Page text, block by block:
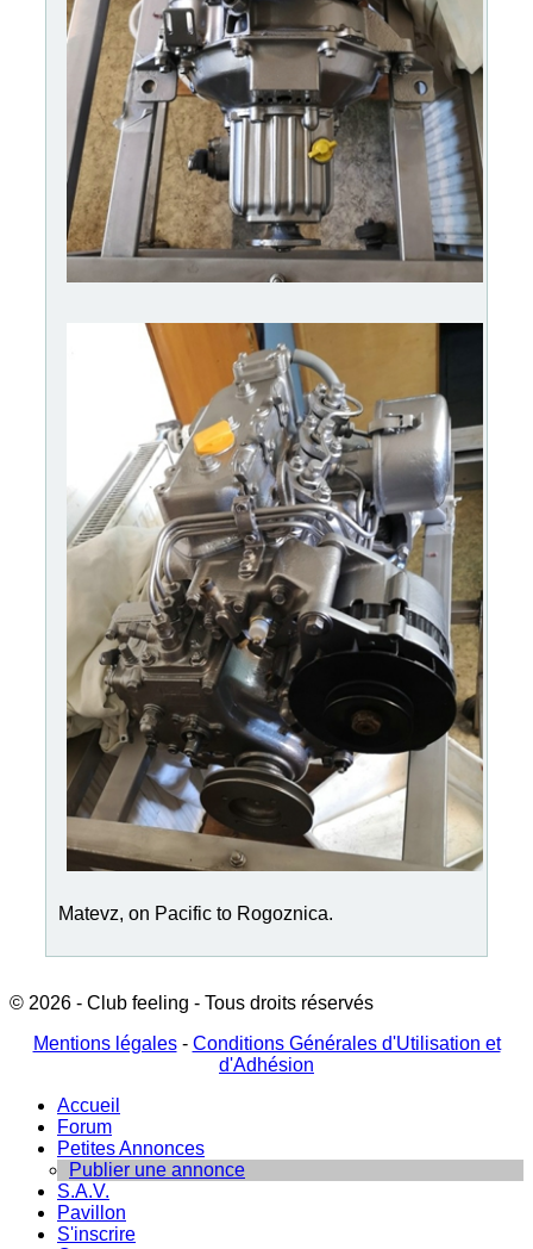
Matevz, on Pacific to Rogoznica.
© 2026 - Club feeling - Tous droits réservés
Mentions légales- Conditions Générales d'Utilisation et
d'Adhésion
Accueil
Forum
Petites Annonces
Publier une annonce
S.A.V.
Pavillon
S'inscrire